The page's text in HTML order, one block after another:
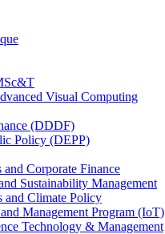
Visual Computing
(DDDF)
Policy (DEPP)
Corporate Finance
Sustainability Management
and Climate Policy
Management Program (IoT)
Technology & Management